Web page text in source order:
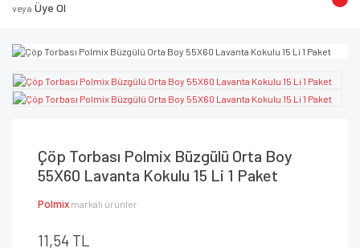
veya Üye Ol
Çöp Torbası Polmix Büzgülü Orta Boy
55X60 Lavanta Kokulu 15 Li 1 Paket
Polmix markalı ürünler
11,54 TL